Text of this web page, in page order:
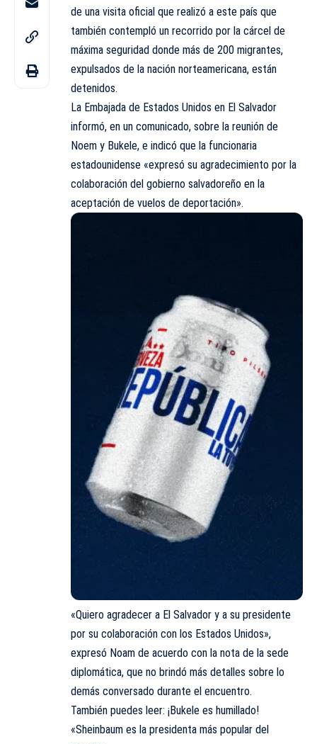
de una visita oficial que realizó a este país que
también contempló un recorrido por la cárcel de
máxima seguridad donde más de 200 migrantes,
expulsados de la nación norteamericana, están
detenidos.
La Embajada de Estados Unidos en El Salvador
informó, en un comunicado, sobre la reunión de
Noem y Bukele, e indicó que la funcionaria
estadounidense «expresó su agradecimiento por la
colaboración del gobierno salvadoreño en la
aceptación de vuelos de deportación».
«Quiero agradecer a El Salvador y a su presidente
por su colaboración con los Estados Unidos»,
expresó Noam de acuerdo con la nota de la sede
diplomática, que no brindó más detalles sobre lo
demás conversado durante el encuentro.
También puedes leer: ¡Bukele es humillado!
«Sheinbaum es la presidenta más popular del